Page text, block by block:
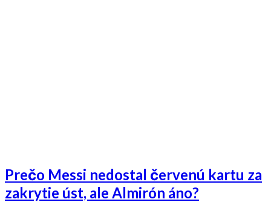
Prečo Messi nedostal červenú kartu za
zakrytie úst, ale Almirón áno?